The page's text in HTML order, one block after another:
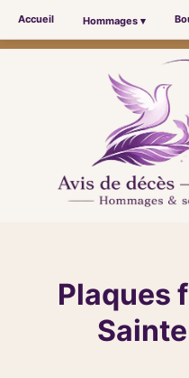
Accueil Hommages ▾
Plaques